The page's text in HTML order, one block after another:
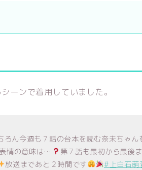
ーンで着用していました。
ろん今週も７話の台本を読む奈未ちゃん
情の意味は…
第７話も最初から最後
放送まであと２時間です
#上白石萌